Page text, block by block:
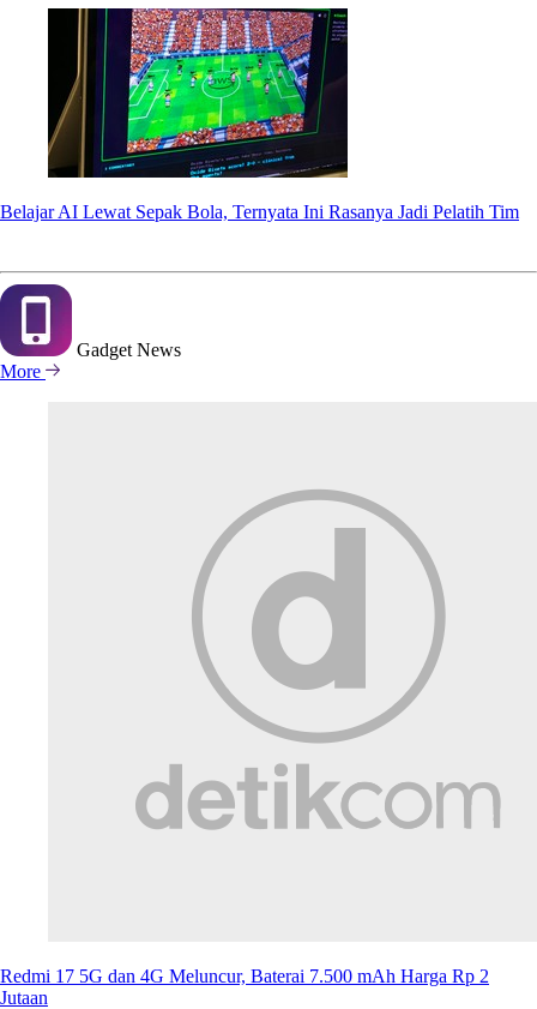
Belajar AI Lewat Sepak Bola, Ternyata Ini Rasanya Jadi Pelatih Tim
Gadget News
More
Redmi 17 5G dan 4G Meluncur, Baterai 7.500 mAh Harga Rp 2
Jutaan